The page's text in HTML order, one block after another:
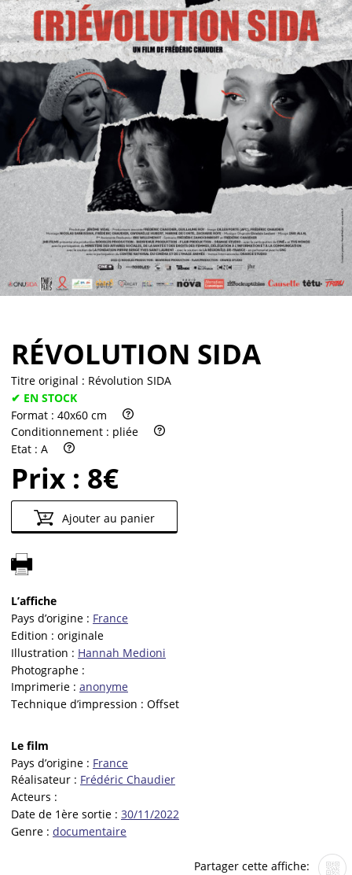
Vendre
RÉVOLUTION SIDA
Titre original : Révolution SIDA
✔ EN STOCK
Format : 40x60 cm
Conditionnement : pliée
Etat : A
Prix : 8€
Ajouter au panier
L’affiche
Pays d’origine : France
Edition : originale
Illustration : Hannah Medioni
Photographe :
Imprimerie : anonyme
Technique d’impression : Offset
Le film
Pays d’origine : France
Réalisateur : Frédéric Chaudier
Acteurs :
Date de 1ère sortie : 30/11/2022
Genre : documentaire
Partager cette affiche: